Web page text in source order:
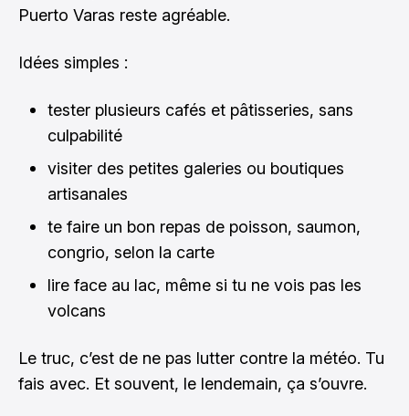
Puerto Varas reste agréable.
Idées simples :
tester plusieurs cafés et pâtisseries, sans
culpabilité
visiter des petites galeries ou boutiques
artisanales
te faire un bon repas de poisson, saumon,
congrio, selon la carte
lire face au lac, même si tu ne vois pas les
volcans
Le truc, c’est de ne pas lutter contre la météo. Tu
fais avec. Et souvent, le lendemain, ça s’ouvre.